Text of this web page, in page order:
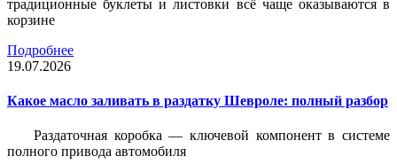
традиционные буклеты и листовки всё чаще оказываются в
корзине
Подробнее
19.07.2026
Какое масло заливать в раздатку Шевроле: полный разбор
Раздаточная коробка — ключевой компонент в системе
полного привода автомобиля